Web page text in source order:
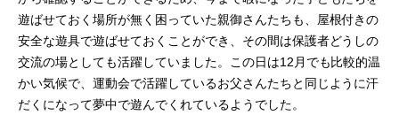
遊ばせておく場所が無く困っていた親御さんたちも、屋根付きの
安全な遊具で遊ばせておくことができ、その間は保護者どうしの
交流の場としても活躍していました。この日は12月でも比較的温
かい気候で、運動会で活躍しているお父さんたちと同じように汗
だくになって夢中で遊んでくれているようでした。